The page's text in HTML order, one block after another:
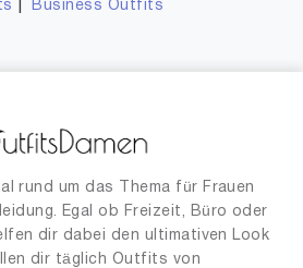
Business Outfits
rund um das Thema für Frauen
Egal ob Freizeit, Büro oder
dir dabei den ultimativen Look
dir täglich Outfits von